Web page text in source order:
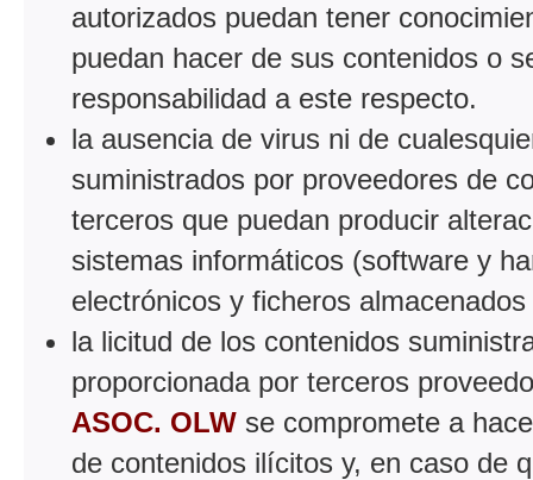
autorizados puedan tener
puedan hacer de sus contenidos o
responsabilidad a este respecto.
la ausencia de virus ni de
suministrados por proveedores de
terceros que puedan producir
sistemas informáticos (software y
electrónicos y ficheros
la licitud de los contenidos
proporcionada por terceros
ASOC. OLW se compromete a
de contenidos ilícitos y, en caso de